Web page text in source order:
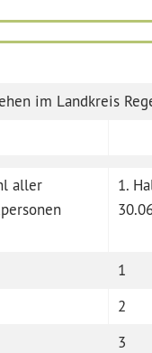
im Landkreis
aller
1.
1
2
3